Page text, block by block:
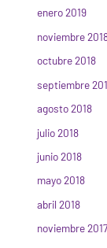
enero 2019
noviembre
octubre 2018
septiembre
agosto 2018
julio 2018
junio 2018
mayo 2018
abril 2018
noviembre